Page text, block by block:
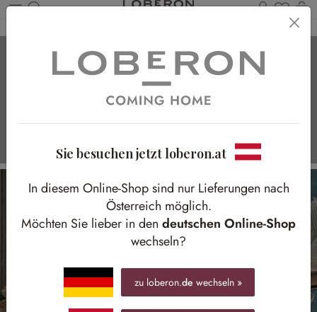
Du
Raw Beauty
Sie besuchen jetzt loberon.at
In diesem Online-Shop sind nur Lieferungen nach
Österreich möglich.
Möchten Sie lieber in den deutschen Online-Shop
wechseln?
zu loberon.de wechseln »